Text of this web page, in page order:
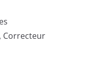
Correcteur